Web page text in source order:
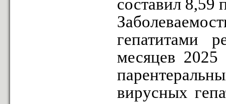
составил 8,59
гепатитами
месяцев 2025
вирусных